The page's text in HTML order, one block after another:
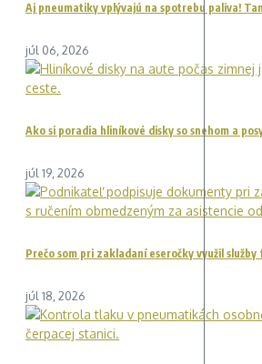
Aj pneumatiky vplývajú na spotrebu paliva!
júl 06, 2026
Ako si poradia hliníkové disky so snehom a
júl 19, 2026
Prečo som pri zakladaní eseročky využil služby
júl 18, 2026